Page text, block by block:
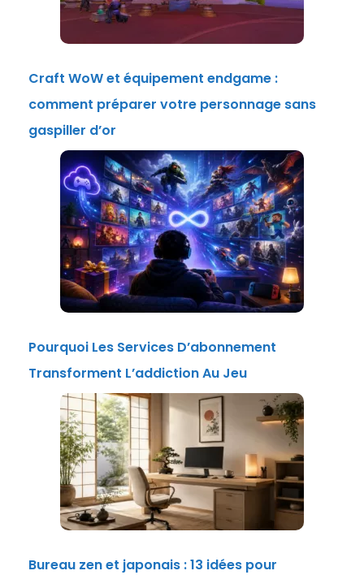
Craft WoW et équipement endgame :
comment préparer votre personnage sans
gaspiller d’or
Pourquoi Les Services D’abonnement
Transforment L’addiction Au Jeu
Bureau zen et japonais : 13 idées pour